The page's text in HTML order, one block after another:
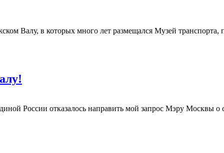
Валу, в которых много лет размещался Музей
России отказалось направить мой запрос Мэру Москвы